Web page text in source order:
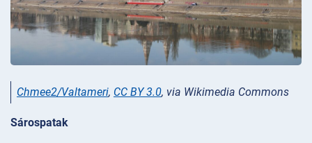
Chmee2/Valtameri, CC BY 3.0, via Wikimedia Commons
Sárospatak